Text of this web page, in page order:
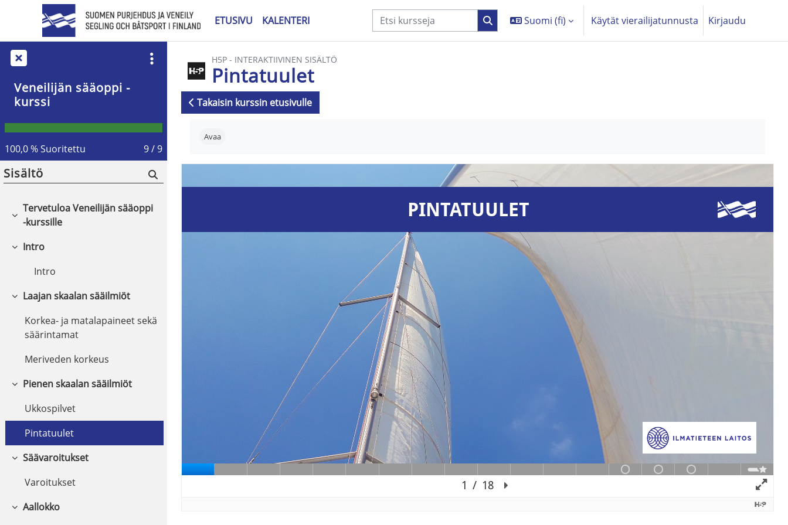
Siirry pääsisältöön
ETUSIVU
KALENTERI Suomi ‎(fi)‎ Käytät vierailijatunnusta Kirjaudu
H5P - INTERAKTIIVINEN SISÄLTÖ
Pintatuulet
Takaisin kurssin etusivulle
Avaa
Veneilijän sääoppi -
kurssi
100,0 % Suoritettu 9 / 9
Sisältö
Tiivistä
Tervetuloa Veneilijän sääoppi
-kurssille
Tiivistä
Intro
Intro
Tiivistä
Laajan skaalan sääilmiöt
Korkea- ja matalapaineet sekä
säärintamat
Meriveden korkeus
Tiivistä
Pienen skaalan sääilmiöt
Ukkospilvet
Pintatuulet
Tiivistä
Säävaroitukset
Varoitukset
Tiivistä
Aallokko